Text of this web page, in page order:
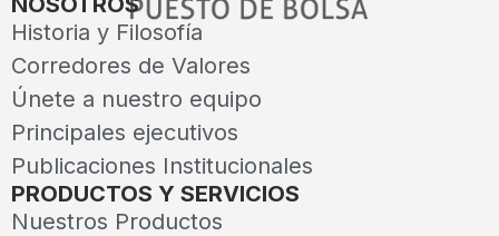
Historia y Filosofía
Corredores de Valores
Únete a nuestro equipo
Principales ejecutivos
Publicaciones Institucionales
PRODUCTOS Y SERVICIOS
Nuestros Productos